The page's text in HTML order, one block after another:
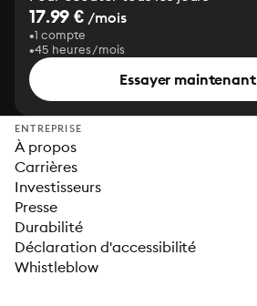
17.99 € /mois
1 compte
45 heures/mois
Essayer maintenant
ENTREPRISE
À propos
Carrières
Investisseurs
Presse
Durabilité
Déclaration d'accessibilité
Whistleblow